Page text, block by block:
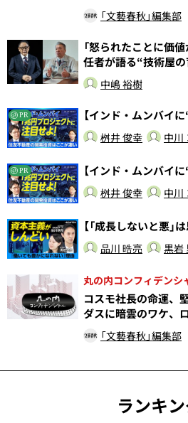
「文藝春秋」編集部
「怒られたことに価
任者が語る“技術屋
中嶋 裕樹
PR 【インド・ムンバイ
桝井 俊幸 中川
PR 【インド・ムンバイ
桝井 俊幸 中川
【「成長しないと悪」
品川 晧亮 黒岩
丸の内コンフィデンシ
コスモ社長の命運、
ダスに暗雲のワケ、
「文藝春秋」編集部
ランキ